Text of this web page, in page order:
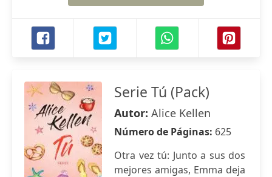
Serie Tú (Pack)
Autor: Alice Kellen
Número de Páginas: 625
Otra vez tú: Junto a sus dos
mejores amigas, Emma deja